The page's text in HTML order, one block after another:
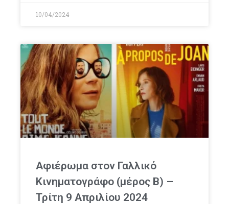
10/04/2024
Αφιέρωμα στον Γαλλικό
Κινηματογράφο (μέρος Β) –
Τρίτη 9 Απριλίου 2024